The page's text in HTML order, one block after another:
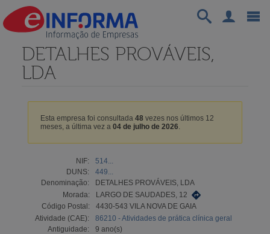
DETALHES PROVÁVEIS,
LDA
Esta empresa foi consultada 48vezes nos últimos 12
meses, a última vez a 04 de julho de 2026.
NIF:
514...
DUNS:
449...
Denominação:
DETALHES PROVÁVEIS, LDA
Morada:
LARGO DE SAUDADES, 12
Código Postal:
4430-543 VILA NOVA DE GAIA
Atividade (CAE):
86210 - Atividades de prática clínica geral
Antiguidade:
9 ano(s)